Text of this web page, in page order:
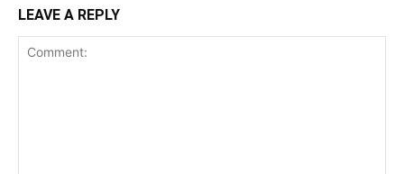
LEAVE A REPLY